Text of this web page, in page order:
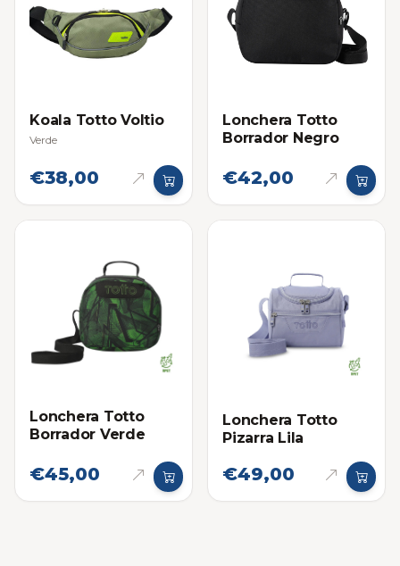
Koala Totto Voltio
Verde
€38,00
Lonchera Totto
Borrador Negro
€42,00
Lonchera Totto
Borrador Verde
€45,00
Lonchera Totto
Pizarra Lila
€49,00